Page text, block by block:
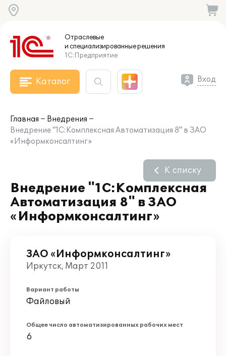
Отраслевые
и специализированныерешения
1С:Предприятие
Каталог Вход
Главная
Внедрения
Внедрение "1С:Комплексная Автоматизация 8" в ЗАО
«Информконсалтинг»
Внедрение "1С:Комплексная
Автоматизация 8" в ЗАО
«Информконсалтинг»
К списку
ЗАО «Информконсалтинг»
Иркутск, Март 2011
Вариант работы
Файловый
Общее число автоматизированных рабочих мест
6